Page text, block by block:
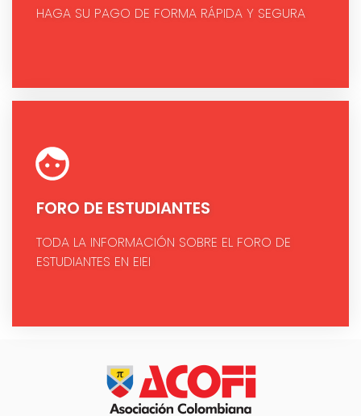
HAGA SU PAGO DE FORMA RÁPIDA Y SEGURA
FORO DE ESTUDIANTES
TODA LA INFORMACIÓN SOBRE EL FORO DE
ESTUDIANTES EN EIEI